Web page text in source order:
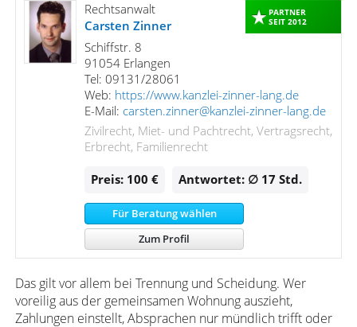
PARTNER
SEIT 2012
Rechtsanwalt
Carsten Zinner
Schiffstr. 8
91054 Erlangen
Tel: 09131/28061
Web: https://www.kanzlei-zinner-lang.de
E-Mail: carsten.zinner@kanzlei-zinner-lang.de
Zivilrecht, Miet- und Pachtrecht, Vertragsrecht,
Erbrecht, Familienrecht
Preis: 100 € Antwortet: ∅ 17Std.
Für Beratung wählen
Zum Profil
Das gilt vor allem bei Trennung und Scheidung. Wer
voreilig aus der gemeinsamen Wohnung auszieht,
Zahlungen einstellt, Absprachen nur mündlich trifft oder